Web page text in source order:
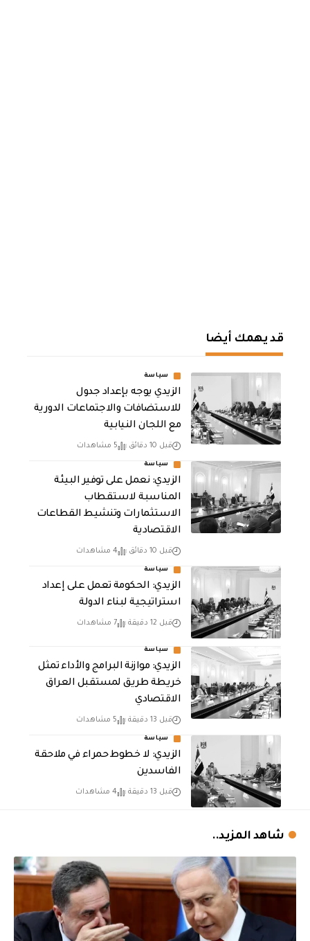
قد يهمك أيضا
سياسة
الزيدي يوجه بإعداد جدول
للاستضافات والاجتماعات الدورية
مع اللجان النيابية
قبل 10 دقائق 5 مشاهدات
سياسة
الزيدي: نعمل على توفير البيئة
المناسبة لاستقطاب
الاستثمارات وتنشيط القطاعات
الاقتصادية
قبل 10 دقائق 4 مشاهدات
سياسة
الزيدي: الحكومة تعمل على إعداد
استراتيجية لبناء الدولة
قبل 12 دقيقة 7 مشاهدات
سياسة
الزيدي: موازنة البرامج والأداء تمثل
خريطة طريق لمستقبل العراق
الاقتصادي
قبل 13 دقيقة 5 مشاهدات
سياسة
الزيدي: لا خطوط حمراء في ملاحقة
الفاسدين
قبل 13 دقيقة 4 مشاهدات
شاهد المزيد..